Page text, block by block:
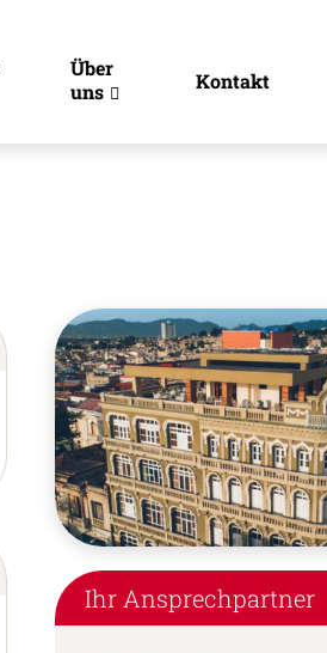
Über
uns
Kontakt
Ihr Ansprechpartner